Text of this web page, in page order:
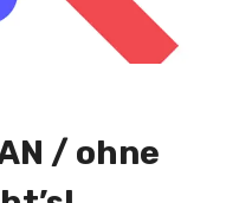
/ ohne